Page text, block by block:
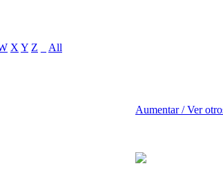
X Y Z
All
Aumentar / Ver